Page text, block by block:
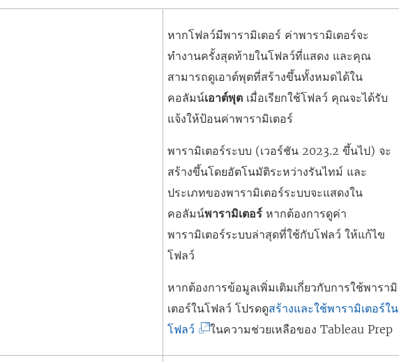
หากโฟลว์มีพารามิเตอร์ ค่าพารามิเตอร์จะ
ทำงานครั้งสุดท้ายในโฟลว์ที่แสดง และคุณ
สามารถดูเอาต์พุตที่สร้างขึ้นทั้งหมดได้ใน
คอลัมน์เอาต์พุต เมื่อเรียกใช้โฟลว์ คุณจะได้รับ
แจ้งให้ป้อนค่าพารามิเตอร์
พารามิเตอร์ระบบ (เวอร์ชัน 2023.2 ขึ้นไป) จะ
สร้างขึ้นโดยอัตโนมัติระหว่างรันไทม์ และ
ประเภทของพารามิเตอร์ระบบจะแสดงใน
คอลัมน์พารามิเตอร์ หากต้องการดูค่า
พารามิเตอร์ระบบล่าสุดที่ใช้กับโฟลว์ ให้แก้ไข
โฟลว์
หากต้องการข้อมูลเพิ่มเติมเกี่ยวกับการใช้พารามิ
เตอร์ในโฟลว์ โปรดดูสร้างและใช้พารามิเตอร์ใน
โฟลว์(
ในความช่วยเหลือของ Tableau Prep